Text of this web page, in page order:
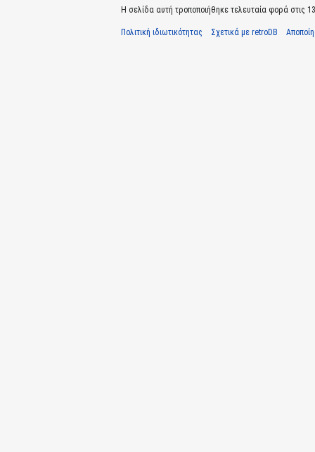
Η σελίδα αυτή τροποποιήθηκε τελευταία φορά στις
Πολιτική ιδιωτικότητας Σχετικά με retroDB